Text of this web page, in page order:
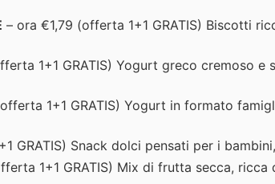
– ora €1,79 (offerta 1+1 GRATIS) Biscotti
1+1 GRATIS) Yogurt greco cremoso e
1+1 GRATIS) Yogurt in formato
GRATIS) Snack dolci pensati per i
1+1 GRATIS) Mix di frutta secca, ricca